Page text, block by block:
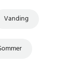
Vanding